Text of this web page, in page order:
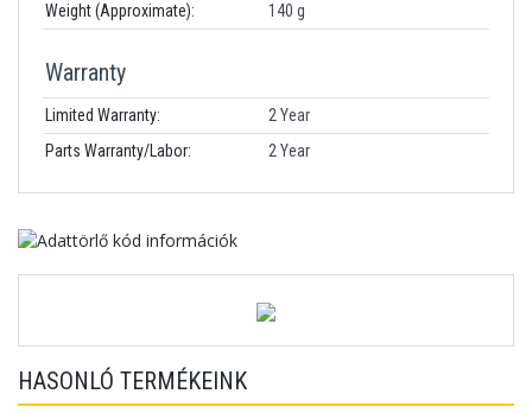
Weight (Approximate):
140 g
Warranty
Limited Warranty:
2 Year
Parts Warranty/Labor:
2 Year
HASONLÓ TERMÉKEINK